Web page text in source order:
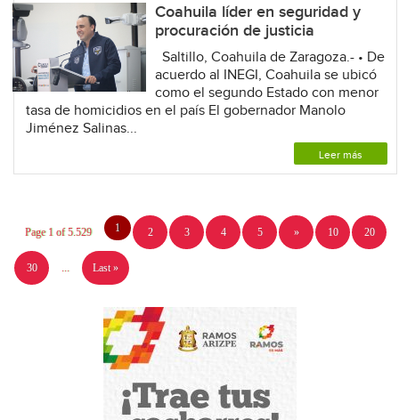
Coahuila líder en seguridad y
procuración de justicia
Saltillo, Coahuila de Zaragoza.- • De
acuerdo al INEGI, Coahuila se ubicó
como el segundo Estado con menor
tasa de homicidios en el país El gobernador Manolo
Jiménez Salinas...
Leer más
Page 1 of 5.529 1 2 3 4 5 » 10 20
30 Last »